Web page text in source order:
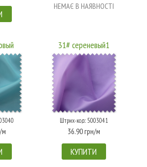
НЕМАЄ В НАЯВНОСТІ
м
31# сереневый1
Штрих-код: 5003041
36.90 грн/м
КУПИТИ